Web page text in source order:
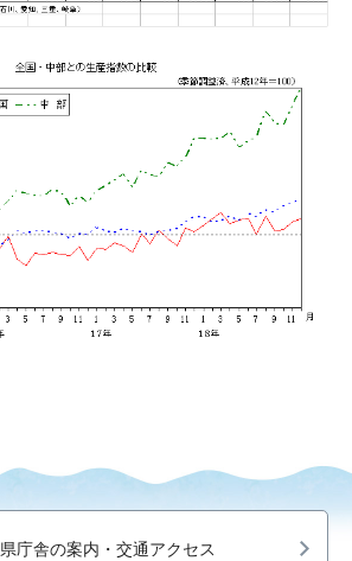
県庁舎の案内・交通アクセス